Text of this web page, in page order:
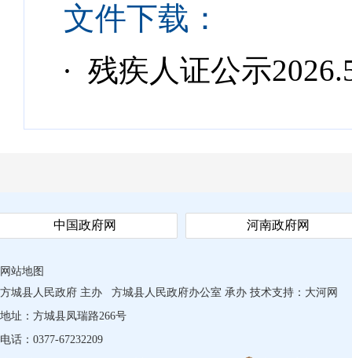
文件下载：
· 残疾人证公示
中国政府网 河南政府网
网站地图
方城县人民政府 主办
方城县人民政府办公室 承办 技术支持： 大河网
地址：方城县凤瑞路266号
电话：0377-67232209